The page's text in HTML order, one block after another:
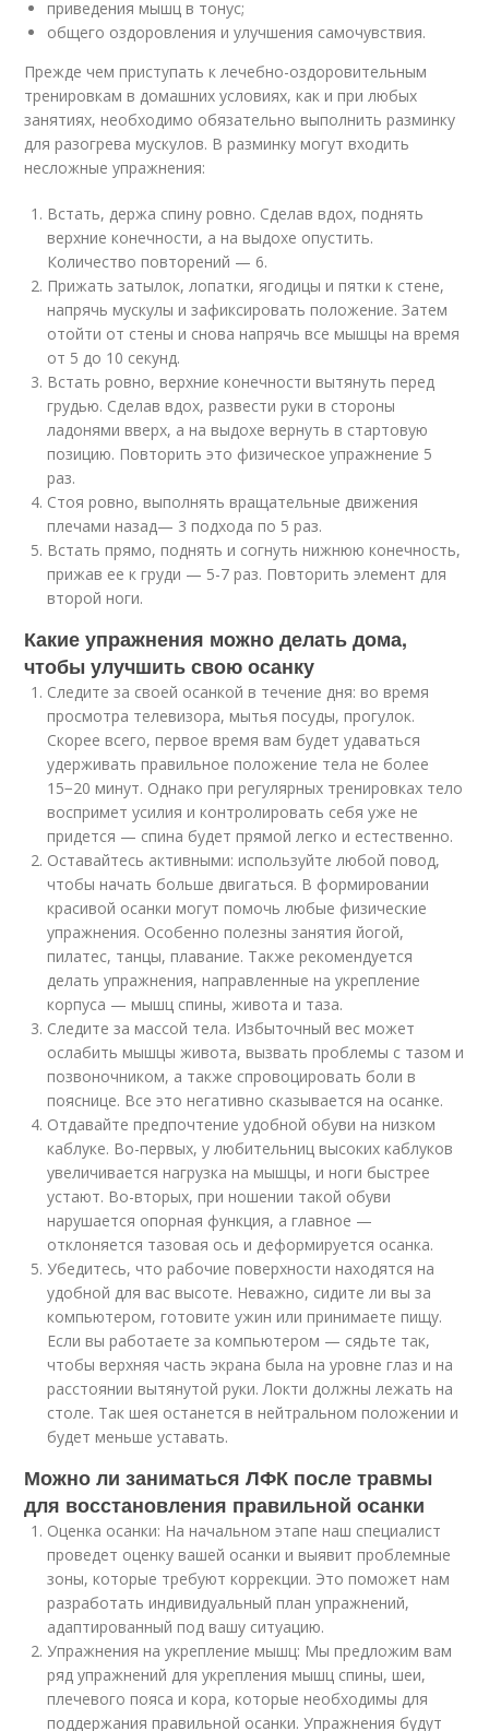
приведения мышц в тонус;
общего оздоровления и улучшения самочувствия.
Прежде чем приступать к лечебно-оздоровительным
тренировкам в домашних условиях, как и при любых
занятиях, необходимо обязательно выполнить разминку
для разогрева мускулов. В разминку могут входить
несложные упражнения:
Встать, держа спину ровно. Сделав вдох, поднять
верхние конечности, а на выдохе опустить.
Количество повторений — 6.
Прижать затылок, лопатки, ягодицы и пятки к стене,
напрячь мускулы и зафиксировать положение. Затем
отойти от стены и снова напрячь все мышцы на время
от 5 до 10 секунд.
Встать ровно, верхние конечности вытянуть перед
грудью. Сделав вдох, развести руки в стороны
ладонями вверх, а на выдохе вернуть в стартовую
позицию. Повторить это физическое упражнение 5
раз.
Стоя ровно, выполнять вращательные движения
плечами назад— 3 подхода по 5 раз.
Встать прямо, поднять и согнуть нижнюю конечность,
прижав ее к груди — 5-7 раз. Повторить элемент для
второй ноги.
Какие упражнения можно делать дома,
чтобы улучшить свою осанку
Следите за своей осанкой в течение дня: во время
просмотра телевизора, мытья посуды, прогулок.
Скорее всего, первое время вам будет удаваться
удерживать правильное положение тела не более
15−20 минут. Однако при регулярных тренировках тело
воспримет усилия и контролировать себя уже не
придется — спина будет прямой легко и естественно.
Оставайтесь активными: используйте любой повод,
чтобы начать больше двигаться. В формировании
красивой осанки могут помочь любые физические
упражнения. Особенно полезны занятия йогой,
пилатес, танцы, плавание. Также рекомендуется
делать упражнения, направленные на укрепление
корпуса — мышц спины, живота и таза.
Следите за массой тела. Избыточный вес может
ослабить мышцы живота, вызвать проблемы с тазом и
позвоночником, а также спровоцировать боли в
пояснице. Все это негативно сказывается на осанке.
Отдавайте предпочтение удобной обуви на низком
каблуке. Во-первых, у любительниц высоких каблуков
увеличивается нагрузка на мышцы, и ноги быстрее
устают. Во-вторых, при ношении такой обуви
нарушается опорная функция, а главное —
отклоняется тазовая ось и деформируется осанка.
Убедитесь, что рабочие поверхности находятся на
удобной для вас высоте. Неважно, сидите ли вы за
компьютером, готовите ужин или принимаете пищу.
Если вы работаете за компьютером — сядьте так,
чтобы верхняя часть экрана была на уровне глаз и на
расстоянии вытянутой руки. Локти должны лежать на
столе. Так шея останется в нейтральном положении и
будет меньше уставать.
Можно ли заниматься ЛФК после травмы
для восстановления правильной осанки
Оценка осанки: На начальном этапе наш специалист
проведет оценку вашей осанки и выявит проблемные
зоны, которые требуют коррекции. Это поможет нам
разработать индивидуальный план упражнений,
адаптированный под вашу ситуацию.
Упражнения на укрепление мышц: Мы предложим вам
ряд упражнений для укрепления мышц спины, шеи,
плечевого пояса и кора, которые необходимы для
поддержания правильной осанки. Упражнения будут